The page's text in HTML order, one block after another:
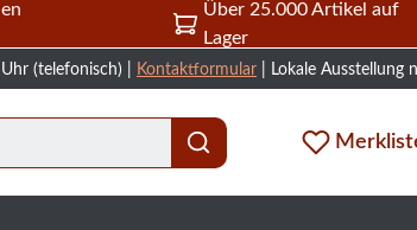
Über 25.000 Artikel auf
Lager
(telefonisch) | Kontaktformular | Lokale Ausstellung